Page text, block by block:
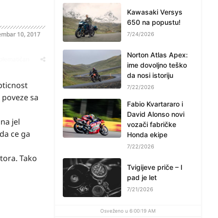
10, 2017
sa
jel
ce ga
Tako
Kawasaki Versys
650 na popustu!
7/24/2026
Norton Atlas Apex:
ime dovoljno teško
da nosi istoriju
7/22/2026
Fabio Kvartararo i
David Alonso novi
vozači fabričke
Honda ekipe
7/22/2026
Tvigijeve priče – I
pad je let
7/21/2026
Osveženo u 6:00:19 AM